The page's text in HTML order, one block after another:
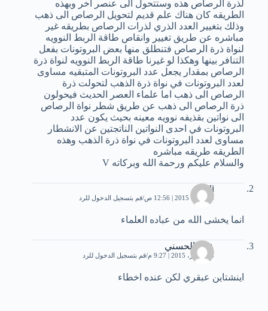
لذرة الرصاص هذه وستتحول الى عنصر اخر وبهذه
الطريقه كان هناك علم قديم لتحويل الرصاص الى ذهب
وذلك بتغيير العدد الذري لذرات الرصاص بطريقه غير
مباشره عن طريق تغيير وانقاص طاقة الربط النوويه
لنواة ذرة الرصاص فتنطلق منها بعض البروتونات بفعل
التنافر بينها وهكذا لو غيرنا طاقة الربط النوويه لنواة ذرة
الرصاص بمقدار يجعل عدد البروتونات المتبقيه مساوى
لعدد البروتونات في نواة ذرة الذهب لتحولت ذرة
الرصاص الى ذهب اما علماء العصر الحديث فيحولون
ذرة الرصاص الى ذهب عن طريق شطر نواة الرصاص
الى نواتين بقذيفه نوويه معينه بحيث يكون عدد
البروتونات في احدى النواتين الناتجتين عن الانشطار
مساوى لعدد البروتونات في نواة ذرة الذهب وهذه
الطريقه طريقه مباشره
والسلام عليكم ورحمة الله وبركاته V
fadi
6 أكتوبر، 2015 | 12:56 ص قم بتسجيل الدخول للرد
انما يخشى الله من عباده العلماء
علي الحسني
23 أكتوبر، 2015 | 9:27 م قم بتسجيل الدخول للرد
اينشتاين عبقري لكن عنده اخطاء